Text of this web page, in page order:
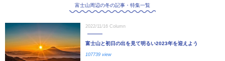
富士山周辺の冬の記事・特集一覧
2022/11/16 Column
富士山と初日の出を見て明るい2023年を迎えよう
107739 view